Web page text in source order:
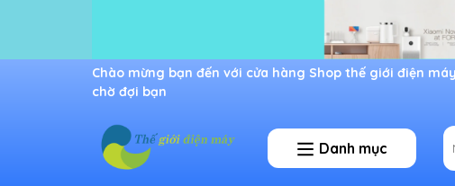
Ưu đãi lớn dành cho thành viên mới
Danh mục